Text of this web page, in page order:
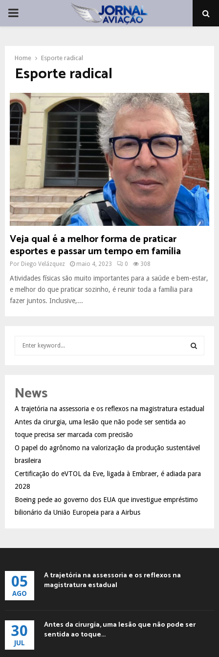
PRIMARY
Home Esporte radical
Esporte radical
Veja qual é a melhor forma de praticar
esportes e passar um tempo em família
Por Diego Velázquez maio 4, 2023 0 308
Atividades físicas são muito importantes para a saúde e bem-estar,
e melhor do que praticar sozinho, é reunir toda a família para
fazer juntos. Inclusive,...
h
o
r
:
A
C
News
A trajetória na assessoria e os reflexos na magistratura estadual
Antes da cirurgia, uma lesão que não pode ser sentida ao
toque precisa ser marcada com precisão
O papel do agrônomo na valorização da produção sustentável
brasileira
Certificação do eVTOL da Eve, ligada à Embraer, é adiada para
2028
Boeing pede ao governo dos EUA que investigue empréstimo
bilionário da União Europeia para a Airbus
05
AGO
A trajetória na assessoria e os reflexos na
magistratura estadual
30
JUL
Antes da cirurgia, uma lesão que não pode ser
sentida ao toque...